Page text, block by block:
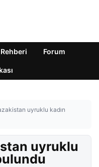
Forum
uyruklu kadın
uyruklu